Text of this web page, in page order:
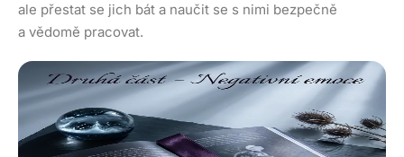
ale přestat se jich bát a naučit se s nimi bezpečně
a vědomě pracovat.